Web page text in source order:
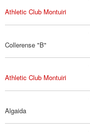
Athletic Club Montuiri
Collerense "B"
Athletic Club Montuiri
Algaida